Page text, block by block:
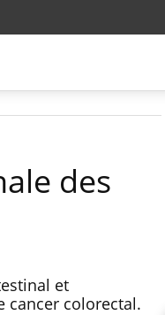
des
et
cancer colorectal.